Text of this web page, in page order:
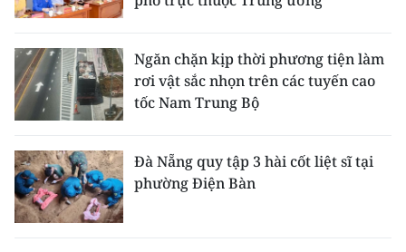
Ngăn chặn kịp thời phương tiện làm
rơi vật sắc nhọn trên các tuyến cao
tốc Nam Trung Bộ
Đà Nẵng quy tập 3 hài cốt liệt sĩ tại
phường Điện Bàn